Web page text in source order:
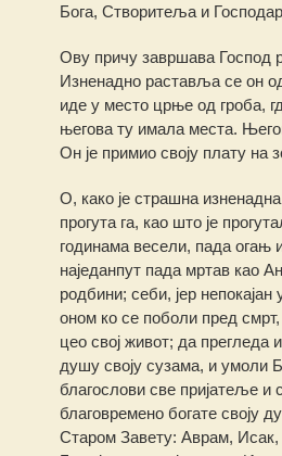
Бога, Створитеља и
Ову причу завршава Господ
Изненадно раставља се он
иде у место црње од гроба,
његова ту имала места.
Он је примио своју плату на
О, како је страшна
прогута га, као што је
годинама весели, пада огањ
наједанпут пада мртав као
родбини; себи, јер
оном ко се поболи пред
цео свој живот; да прегледа
душу своју сузама, и умоли
благослови све пријатеље и
благовремено богате своју
Старом Завету: Аврам, Исак,